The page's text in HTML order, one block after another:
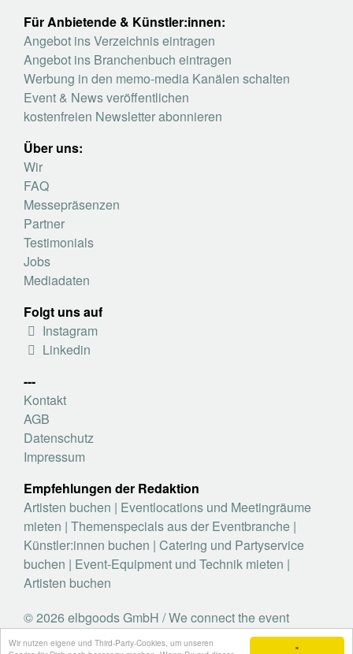
×
Wir nutzen eigene und Third-Party-Cookies, um unseren
Für Anbietende & Künstler:innen:
Angebot ins Verzeichnis eintragen
Angebot ins Branchenbuch eintragen
Werbung in den memo-media Kanälen schalten
Event & News veröffentlichen
kostenfreien Newsletter abonnieren
Über uns:
Wir
FAQ
Messepräsenzen
Partner
Testimonials
Jobs
Mediadaten
Folgt uns auf
Instagram
Linkedin
---
Kontakt
AGB
Datenschutz
Impressum
Empfehlungen der Redaktion
Artisten buchen | Eventlocations und Meetingräume
mieten | Themenspecials aus der Eventbranche |
Künstler:innen buchen | Catering und Partyservice
buchen | Event-Equipment und Technik mieten |
Artisten buchen
© 2026 elbgoods GmbH / We connect the event
industry / Medienvielfalt für die Eventplanung /